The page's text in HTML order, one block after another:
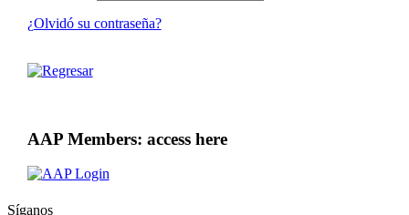
¿Olvidó su contraseña?
AAP Members: access here
Síganos